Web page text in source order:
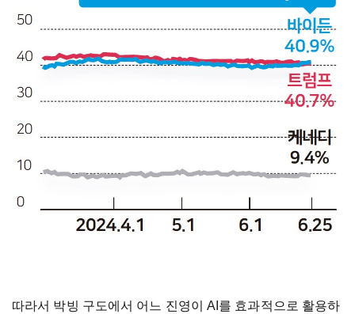
따라서 박빙 구도에서 어느 진영이 AI를 효과적으로 활용하